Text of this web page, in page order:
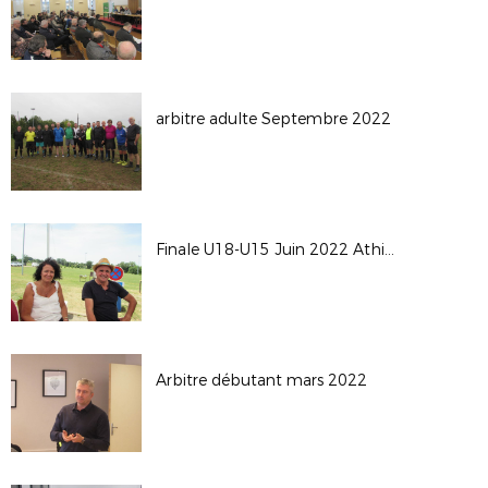
arbitre adulte Septembre 2022
Finale U18-U15 Juin 2022 Athis de l'Orne
Arbitre débutant mars 2022